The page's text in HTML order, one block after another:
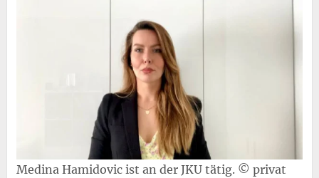
Medina Hamidovic ist an der JKU tätig. © privat